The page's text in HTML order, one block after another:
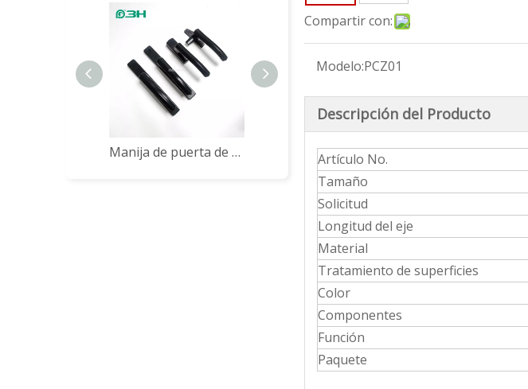
Manija de puerta de alta calidad CZM28A Mango de puerta de la ventana de aluminio Serie JCZ
Compartir con:
Modelo:PCZ01
Descripción del Producto
Artículo No.
Tamaño
Solicitud
Longitud del eje
Material
Tratamiento de superficies
Color
Componentes
Función
Paquete